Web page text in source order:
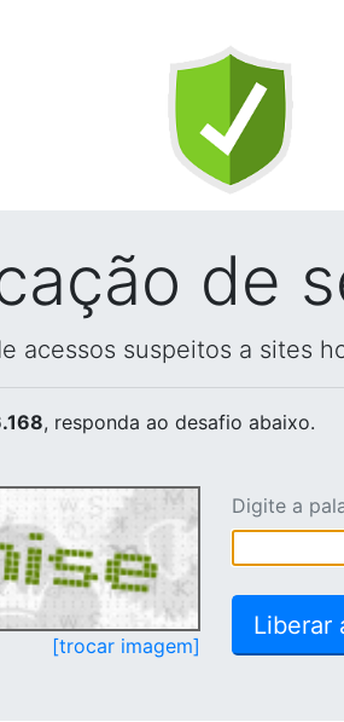
de
acessos suspeitos a sites
, responda ao desafio abaixo.
[trocar imagem]
Digite a